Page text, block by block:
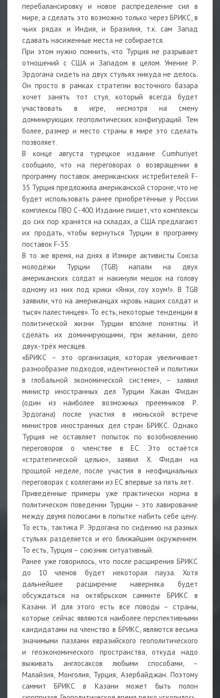
перебалансировку и новое распределение сил в
мире, а сделать это возможно только через БРИКС, в
чьих рядах и Индия, и Бразилия, т.к. сам Запад
сдавать насиженные места не собирается.
При этом нужно помнить, что Турция не разрывает
отношений с США и Западом в целом. Умение Р.
Эрдогана сидеть на двух стульях никуда не делось.
Он просто в рамках стратегии восточного базара
хочет занять тот стул, который всегда будет
участвовать в игре, несмотря на смену
доминирующих геополитических конфигураций. Тем
более, размер и место страны в мире это сделать
позволяет.
В конце августа турецкое издание Cumhuriyet
сообщило, что на переговорах о возвращении в
программу поставок американских истребителей F-
35 Турция предложила американской стороне, что не
будет использовать ранее приобретённые у России
комплексы ПВО С-400. Издание пишет, что комплексы
до сих пор хранятся на складах, а США предлагают
их продать, чтобы вернуться Турции в программу
поставок F-35.
В то же время, на днях в Измире активисты Союза
молодёжи Турции (TGB) напали на двух
американских солдат и накинули мешок на голову
одному из них под крики «Янки, гоу хоум!». В TGB
заявили, что на американцах «кровь наших солдат и
тысяч палестинцев». То есть, некоторые тенденции в
политической жизни Турции вполне понятны. И
сделать их доминирующими, при желании, дело
двух-трёх месяцев.
«БРИКС – это организация, которая увеличивает
разнообразие подходов, идентичностей и политики
в глобальной экономической системе», – заявил
министр иностранных дел Турции Хакан Фидан
(один из наиболее возможных преемников Р.
Эрдогана) после участия в июньской встрече
министров иностранных дел стран БРИКС. Однако
Турция не оставляет попыток по возобновлению
переговоров о членстве в ЕС. Это остаётся
«стратегической целью», заявил Х. Фидан на
прошлой неделе, после участия в неофициальных
переговорах с коллегами из ЕС впервые за пять лет.
Приведённые примеры уже практически норма в
политическом поведении Турции – это лавирование
между двумя полюсами в попытке набить себе цену.
То есть, тактика Р. Эрдогана по сидению на разных
стульях разделяется и его ближайшим окружением.
То есть, Турция – союзник ситуативный.
Ранее уже говорилось, что после расширения БРИКС
до 10 членов будет некоторая пауза. Хотя
дальнейшее расширение наверняка будет
обсуждаться на октябрьском саммите БРИКС в
Казани. И для этого есть все поводы – страны,
которые сейчас являются наиболее перспективными
кандидатами на членство в БРИКС, являются весьма
значимыми пазлами евразийского геополитического
и геоэкономического пространства, откуда надо
выживать англосаксов любыми способами, –
Малайзия, Монголия, Турция, Азербайджан. Поэтому
саммит БРИКС в Казани может быть полон